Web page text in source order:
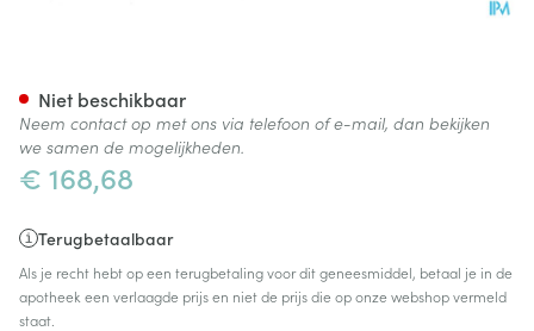
€ 168,68
Terugbetaalbaar
Als je recht hebt op een terugbetaling voor dit geneesmiddel, betaal je in de
apotheek een verlaagde prijs en niet de prijs die op onze webshop vermeld
staat.
Niet beschikbaar
Neem contact op met ons via telefoon of e-mail, dan bekijken
we samen de mogelijkheden.